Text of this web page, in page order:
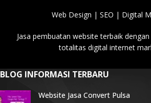
Web Design | SEO | Digital
Jasa pembuatan website terbaik
totalitas digital internet
BLOG INFORMASI TERBARU
Website Jasa Convert Pulsa